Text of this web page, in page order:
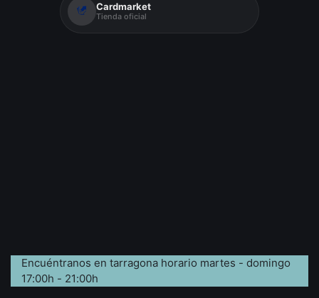
Cardmarket
Tienda oficial
Encuéntranos en tarragona horario martes - domingo
17:00h - 21:00h